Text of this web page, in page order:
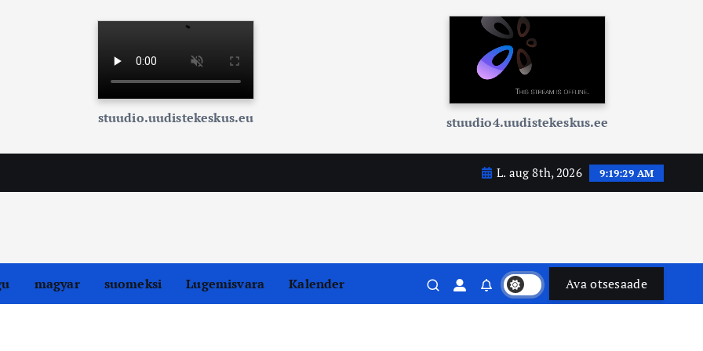
stuudio.uudistekeskus.eu stuudio4.uudistekeskus.ee
L. aug 8th, 2026 9:19:31 AM
magyar suomeksi Lugemisvara Kalender Ava otsesaade